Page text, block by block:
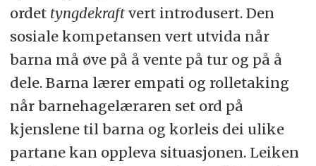
ordet tyngdekraftvert introdusert. Den
sosiale kompetansen vert utvida når
barna må øve på å vente på tur og på å
dele. Barna lærer empati og rolletaking
når barnehagelæraren set ord på
kjenslene til barna og korleis dei ulike
partane kan oppleva situasjonen. Leiken